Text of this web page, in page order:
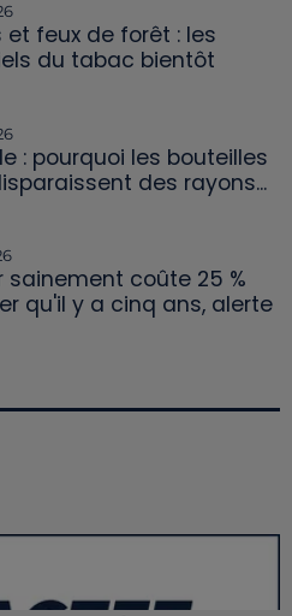
et feux de forêt : les
du tabac bientôt
: pourquoi les bouteilles
des rayons...
sainement coûte 25 %
qu'il y a cinq ans, alerte